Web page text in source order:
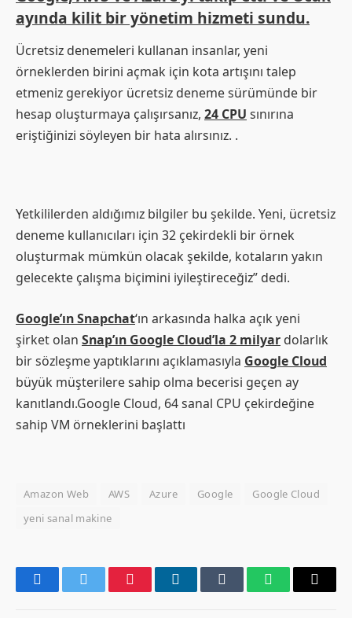
ayında kilit bir yönetim hizmeti sundu.
Ücretsiz denemeleri kullanan insanlar, yeni
örneklerden birini açmak için kota artışını talep
etmeniz gerekiyor ücretsiz deneme sürümünde bir
hesap oluşturmaya çalışırsanız, 24 CPU sınırına
eriştiğinizi söyleyen bir hata alırsınız. .
Yetkililerden aldığımız bilgiler bu şekilde. Yeni, ücretsiz
deneme kullanıcıları için 32 çekirdekli bir örnek
oluşturmak mümkün olacak şekilde, kotaların yakın
gelecekte çalışma biçimini iyileştireceğiz” dedi.
Google’ın Snapchat‘ın arkasında halka açık yeni
şirket olan Snap’ın Google Cloud’la 2 milyar dolarlık
bir sözleşme yaptıklarını açıklamasıyla Google Cloud
büyük müşterilere sahip olma becerisi geçen ay
kanıtlandı.Google Cloud, 64 sanal CPU çekirdeğine
sahip VM örneklerini başlattı
Amazon Web AWS Azure Google
Google Cloud
yeni sanal makine
FacebookTwitter PinterestLinkedInTumblr WhatsAppEmail